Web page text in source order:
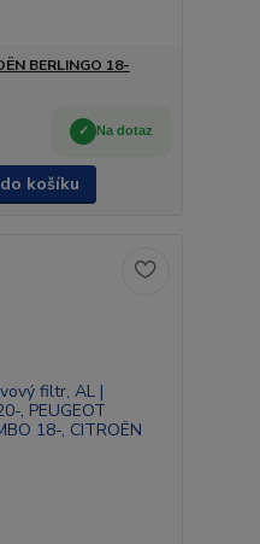
BERLINGO 18-
Na dotaz
košíku